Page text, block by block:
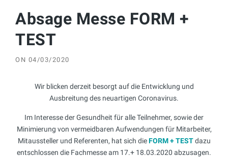
Absage Messe FORM +
TEST
ON 04/03/2020
Wir blicken derzeit besorgt auf die Entwicklung und
Ausbreitung des neuartigen Coronavirus.
Im Interesse der Gesundheit für alle Teilnehmer, sowie der
Minimierung von vermeidbaren Aufwendungen für Mitarbeiter,
Mitaussteller und Referenten, hat sich dieFORM + TESTdazu
entschlossen die Fachmesse am 17.+ 18.03.2020 abzusagen.